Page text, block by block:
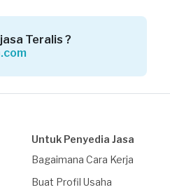
Bogor
Teralis ?
Untuk Penyedia Jasa
Bagaimana Cara Kerja
Buat Profil Usaha